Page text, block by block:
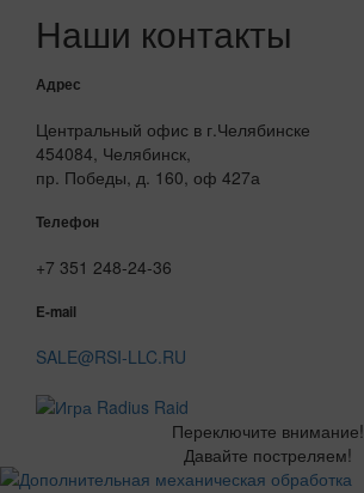
Наши контакты
Адрес
Центральный офис в г.Челябинске
454084, Челябинск,
пр. Победы, д. 160, оф 427а
Телефон
+7 351 248-24-36
E-mail
SALE@RSI-LLC.RU
Переключите внимание!
Давайте постреляем!